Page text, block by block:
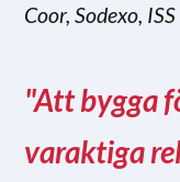
Coor, Sodexo,
"Att bygga
varaktiga